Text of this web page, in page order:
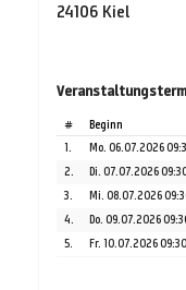
24106 Kiel
# Beginn
1.
Mo. 06.07.2026
2.
Di. 07.07.2026
3.
Mi. 08.07.2026
4.
Do. 09.07.2026
5.
Fr. 10.07.2026